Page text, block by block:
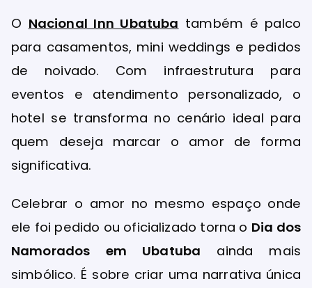
O Nacional Inn Ubatuba também é palco
para casamentos, mini weddings e pedidos
de noivado. Com infraestrutura para
eventos e atendimento personalizado, o
hotel se transforma no cenário ideal para
quem deseja marcar o amor de forma
significativa.
Celebrar o amor no mesmo espaço onde
ele foi pedido ou oficializado torna o Dia dos
Namorados em Ubatuba ainda mais
simbólico. É sobre criar uma narrativa única